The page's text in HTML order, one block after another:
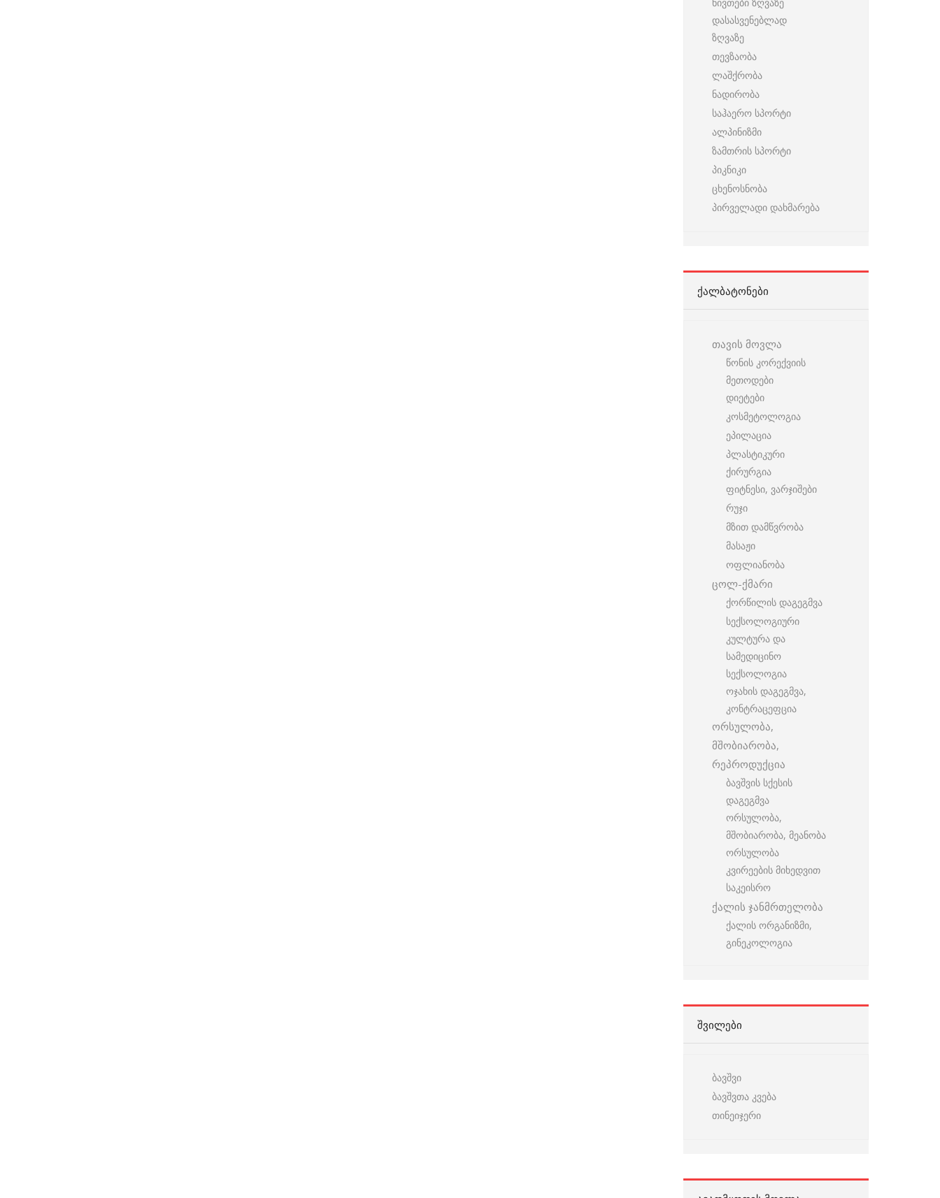
ნივთები ზღვაზე
დასასვენებლად
ზღვაზე
თევზაობა
ლაშქრობა
ნადირობა
საჰაერო სპორტი
ალპინიზმი
ზამთრის სპორტი
პიკნიკი
ცხენოსნობა
პირველადი დახმარება
ᲥᲐᲚᲑᲐᲢᲝᲜᲔᲑᲘ
თავის მოვლა
წონის კორექვიის
მეთოდები
დიეტები
კოსმეტოლოგია
ეპილაცია
პლასტიკური
ქირურგია
ფიტნესი, ვარჯიშები
რუჯი
მზით დამწვრობა
მასაჟი
ოფლიანობა
ცოლ-ქმარი
ქორწილის დაგეგმვა
სექსოლოგიური
კულტურა და
სამედიცინო
სექსოლოგია
ოჯახის დაგეგმვა,
კონტრაცეფცია
ორსულობა,
მშობიარობა,
რეპროდუქცია
ბავშვის სქესის
დაგეგმვა
ორსულობა,
მშობიარობა, მეანობა
ორსულობა
კვირეების მიხედვით
საკეისრო
ქალის ჯანმრთელობა
ქალის ორგანიზმი,
გინეკოლოგია
ᲨᲕᲘᲚᲔᲑᲘ
ბავშვი
ბავშვთა კვება
თინეიჯერი